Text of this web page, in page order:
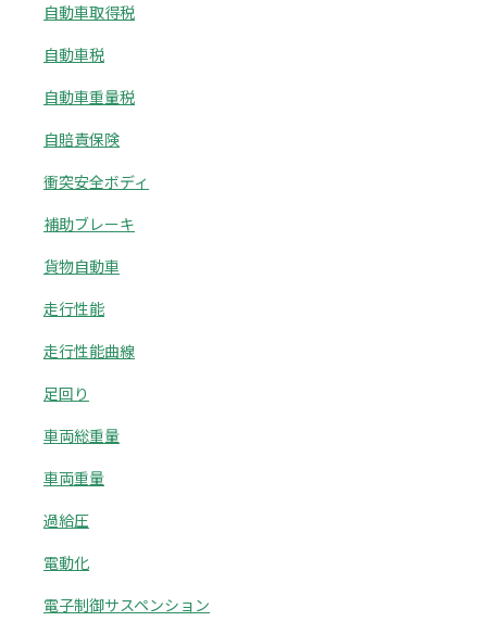
自動車取得税
自動車税
自動車重量税
自賠責保険
衝突安全ボディ
補助ブレーキ
貨物自動車
走行性能
走行性能曲線
足回り
車両総重量
車両重量
過給圧
電動化
電子制御サスペンション